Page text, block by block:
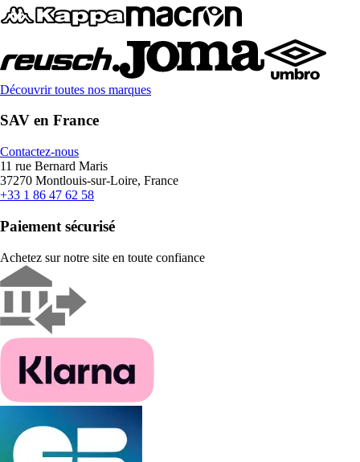
Découvrir toutes nos marques
SAV en France
Contactez-nous
11 rue Bernard Maris
37270 Montlouis-sur-Loire, France
+33 1 86 47 62 58
Paiement sécurisé
Achetez sur notre site en toute confiance